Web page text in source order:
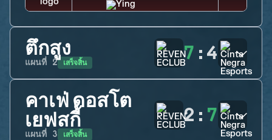
ตึกสูง
แผนที่ 2 เสร็จสิ้น 7 : 4
คาเฟ่ ดอสโต
เยฟสกี้
แผนที่ 3 เสร็จสิ้น
2 : 7